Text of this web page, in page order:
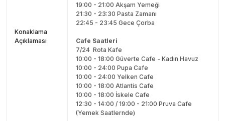
Konaklama
Açıklaması
19:00 - 21:00 Akşam Yemeği
21:30 - 23:30 Pasta Zamanı
22:45 - 23:45 Gece Çorba
Cafe Saatleri
7/24 Rota Kafe
10:00 - 18:00 Güverte Cafe - Kadın Havuz
10:00 - 24:00 Pupa Cafe
10:00 - 24:00 Yelken Cafe
10:00 - 18:00 Atlantis Cafe
10:00 - 18:00 İskele Cafe
12:30 - 14:00 / 19:00 - 21:00 Pruva Cafe
(Yemek Saatlernde)